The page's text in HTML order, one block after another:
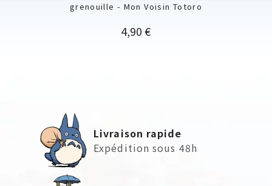
grenouille - Mon Voisin Totoro
Prix
4,90 €
Livraison rapide
Expédition sous 48h